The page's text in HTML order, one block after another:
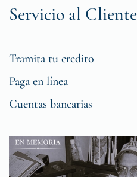
Servicio al Cliente
Tramita tu credito
Paga en línea
Cuentas bancarias